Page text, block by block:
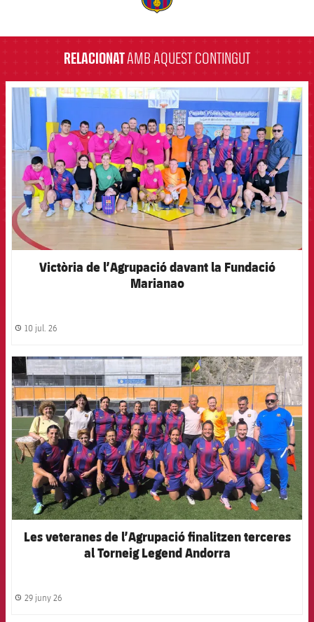
RELACIONATAMB AQUEST CONTINGUT
FCB Barcelona badge
Victòria de l’Agrupació davant la Fundació
Marianao
label.share.clock
10 jul. 26
FCB Barcelona badge
Les veteranes de l’Agrupació finalitzen terceres
al Torneig Legend Andorra
label.share.clock
29 juny 26